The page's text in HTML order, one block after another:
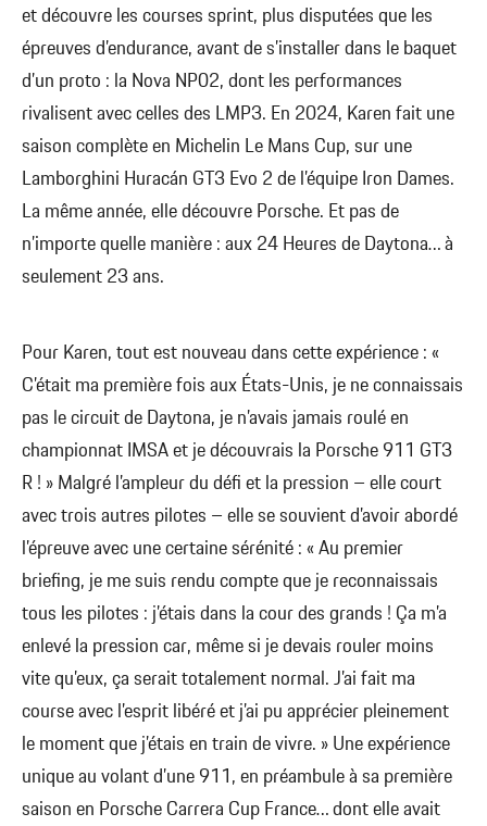
et découvre les courses sprint, plus disputées que les
épreuves d’endurance, avant de s’installer dans le baquet
d’un proto : la Nova NP02, dont les performances
rivalisent avec celles des LMP3. En 2024, Karen fait une
saison complète en Michelin Le Mans Cup, sur une
Lamborghini Huracán GT3 Evo 2 de l’équipe Iron Dames.
La même année, elle découvre Porsche. Et pas de
n’importe quelle manière : aux 24 Heures de Daytona… à
seulement 23 ans.
Pour Karen, tout est nouveau dans cette expérience : «
C’était ma première fois aux États-Unis, je ne connaissais
pas le circuit de Daytona, je n’avais jamais roulé en
championnat IMSA et je découvrais la Porsche 911 GT3
R ! » Malgré l’ampleur du défi et la pression – elle court
avec trois autres pilotes – elle se souvient d’avoir abordé
l’épreuve avec une certaine sérénité : « Au premier
briefing, je me suis rendu compte que je reconnaissais
tous les pilotes : j’étais dans la cour des grands ! Ça m’a
enlevé la pression car, même si je devais rouler moins
vite qu’eux, ça serait totalement normal. J’ai fait ma
course avec l’esprit libéré et j’ai pu apprécier pleinement
le moment que j’étais en train de vivre. » Une expérience
unique au volant d’une 911, en préambule à sa première
saison en Porsche Carrera Cup France… dont elle avait